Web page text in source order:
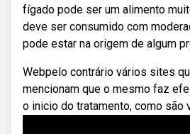
fígado pode ser um alimento
deve ser consumido com
pode estar na origem de algum
Webpelo contrário vários sites
mencionam que o mesmo faz
o inicio do tratamento, como são